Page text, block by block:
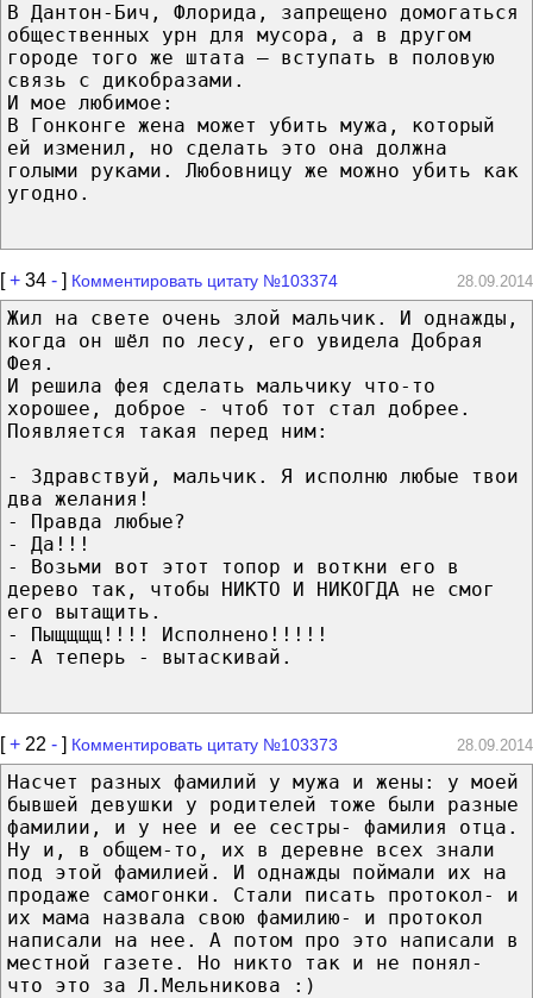
В Дантон-Бич, Флорида, запрещено домогаться
общественных урн для мусора, а в другом
городе того же штата — вступать в половую
связь с дикобразами.
И мое любимое:
В Гонконге жена может убить мужа, который
ей изменил, но сделать это она должна
голыми руками. Любовницу же можно убить как
угодно.
[+ 34 - ] Комментировать цитату №103374 28.09.2014
Жил на свете очень злой мальчик. И однажды,
когда он шёл по лесу, его увидела Добрая
Фея.
И решила фея сделать мальчику что-то
хорошее, доброе - чтоб тот стал добрее.
Появляется такая перед ним:
- Здравствуй, мальчик. Я исполню любые твои
два желания!
- Правда любые?
- Да!!!
- Возьми вот этот топор и воткни его в
дерево так, чтобы НИКТО И НИКОГДА не смог
его вытащить.
- Пыщщщщ!!!! Исполнено!!!!!
- А теперь - вытаскивай.
[+ 22 - ] Комментировать цитату №103373 28.09.2014
Насчет разных фамилий у мужа и жены: у моей
бывшей девушки у родителей тоже были разные
фамилии, и у нее и ее сестры- фамилия отца.
Ну и, в общем-то, их в деревне всех знали
под этой фамилией. И однажды поймали их на
продаже самогонки. Стали писать протокол- и
их мама назвала свою фамилию- и протокол
написали на нее. А потом про это написали в
местной газете. Но никто так и не понял-
что это за Л.Мельникова :)